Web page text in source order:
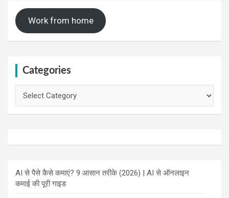
Work from home
Categories
AI से पैसे कैसे कमाएं? 9 आसान तरीके (2026) | AI से ऑनलाइन
कमाई की पूरी गाइड